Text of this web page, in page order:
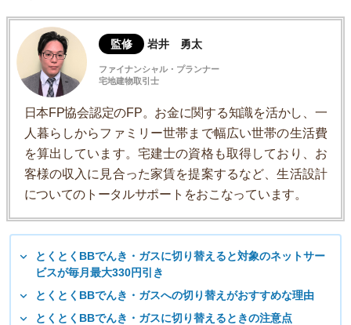
監修 岩井 勇太
ファイナンシャル・プランナー
宅地建物取引士
日本FP協会認定のFP。お金に関する知識を活かし、一
人暮らしからファミリー世帯まで幅広い世帯の生活費
を算出しています。宅建士の資格も取得しており、お
客様の収入に見合った家賃を提案するなど、生活設計
についてのトータルサポートをおこなっています。
とくとくBBでんき・ガスに切り替えると対象のネットサー
ビスが毎月最大330円引き
とくとくBBでんき・ガスへの切り替えがおすすめな理由
とくとくBBでんき・ガスに切り替えるときの注意点